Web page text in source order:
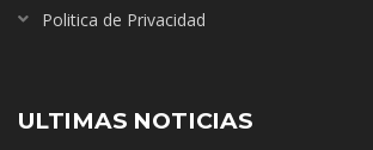
Politica de Privacidad
ULTIMAS NOTICIAS